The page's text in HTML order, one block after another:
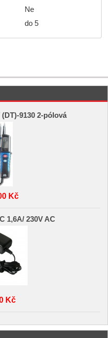
Ne
do 5
9130 2-pólová
Kč
1,6A/ 230V AC
Kč